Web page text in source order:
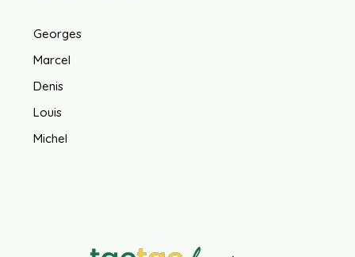
Georges
Marcel
Denis
Louis
Michel